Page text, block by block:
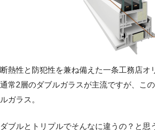
断熱性と防犯性を兼ね備えた一条工務店オ
通常2層のダブルガラスが主流ですが、こ
ルガラス。
ダブルとトリプルでそんなに違うの？と思